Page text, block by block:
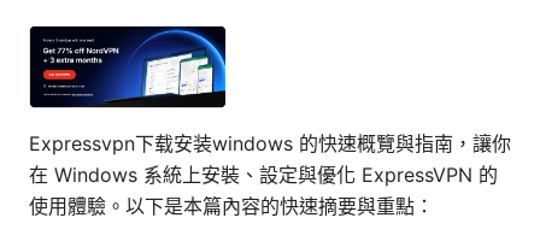
Expressvpn下载安装windows 的快速概覽與指南，讓你
在 Windows 系統上安裝、設定與優化 ExpressVPN 的
使用體驗。以下是本篇內容的快速摘要與重點：